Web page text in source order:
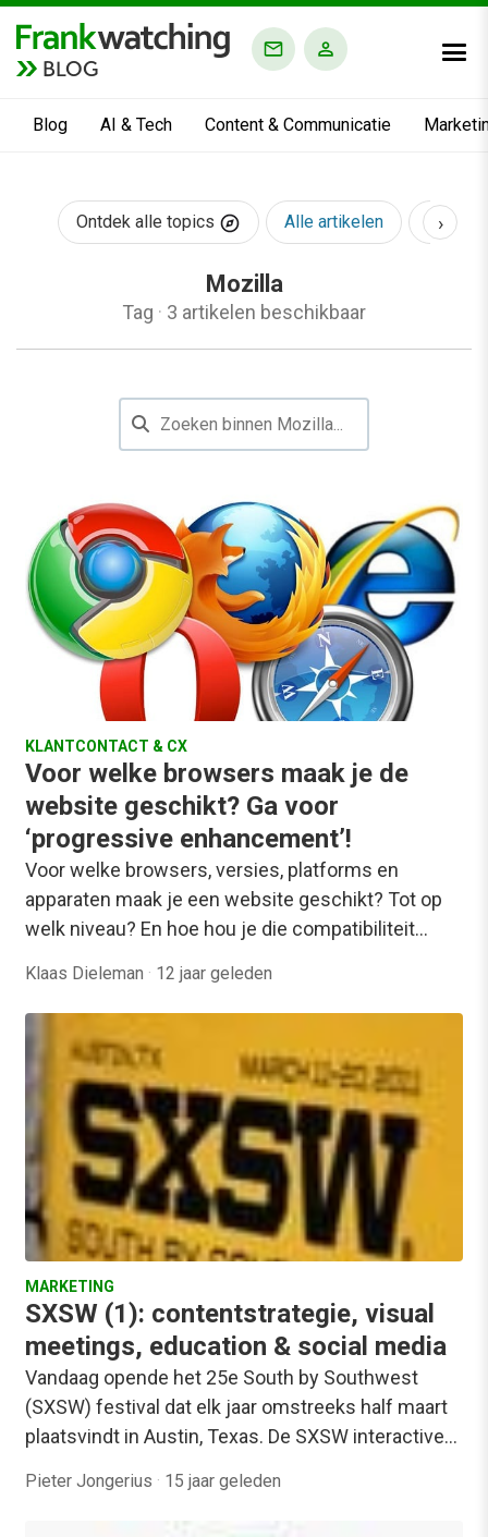
BLOG
Blog AI & Tech Content & Communicatie
Ontdek alle topics Alle artikelen AI &
›
Mozilla
Tag · 3 artikelen beschikbaar
KLANTCONTACT & CX
Voor welke browsers maak je de
website geschikt? Ga voor
‘progressive enhancement’!
Voor welke browsers, versies, platforms en
apparaten maak je een website geschikt? Tot op
welk niveau? En hoe hou je die compatibiliteit…
Klaas Dieleman · 12 jaar geleden
MARKETING
SXSW (1): contentstrategie, visual
meetings, education & social media
Vandaag opende het 25e South by Southwest
(SXSW) festival dat elk jaar omstreeks half maart
plaatsvindt in Austin, Texas. De SXSW interactive…
Pieter Jongerius · 15 jaar geleden